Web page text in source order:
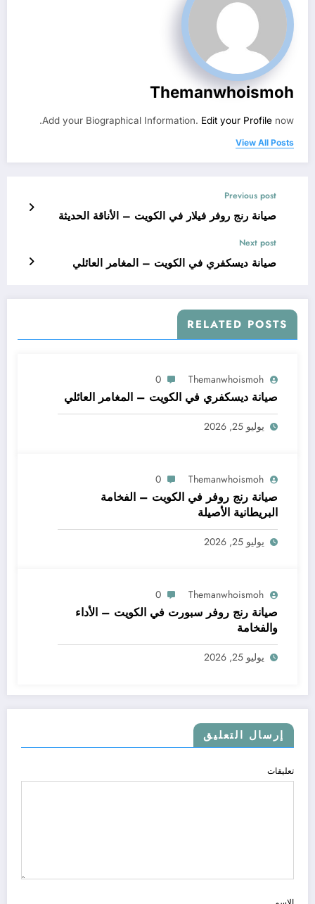
Themanwhoismoh
Add your Biographical Information. Edit your Profile now.
View All Posts
Previous post
صيانة رنج روفر فيلار في الكويت – الأناقة الحديثة
Next post
صيانة ديسكفري في الكويت – المغامر العائلي
RELATED POSTS
Themanwhoismoh
0
صيانة ديسكفري في الكويت – المغامر العائلي
يوليو 25, 2026
Themanwhoismoh
0
صيانة رنج روفر في الكويت – الفخامة
البريطانية الأصيلة
يوليو 25, 2026
Themanwhoismoh
0
صيانة رنج روفر سبورت في الكويت – الأداء
والفخامة
يوليو 25, 2026
إرسال التعليق
تعليقات